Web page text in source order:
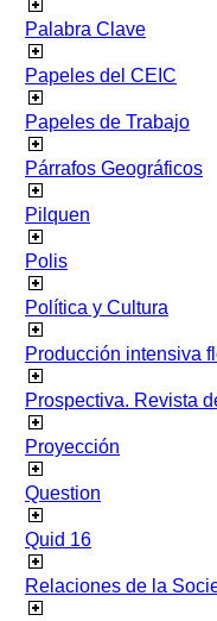
Palabra Clave
Papeles del CEIC
Papeles de Trabajo
Párrafos Geográficos
Pilquen
Polis
Política y Cultura
Producción intensiva
Prospectiva. Revista
Proyección
Question
Quid 16
Relaciones de la